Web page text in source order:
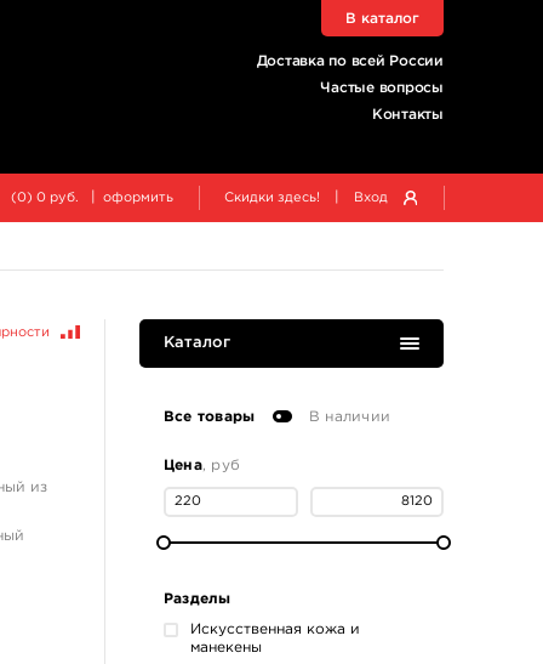
Доставка по всей России
Частые вопросы
Контакты
В каталог
(0) 0 руб. оформить Скидки здесь! Вход
из
Каталог
Все товары В наличии
Цена, руб
Разделы
Искусственная кожа и
манекены